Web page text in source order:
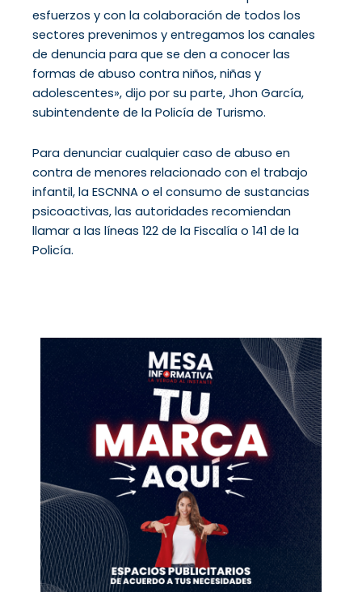
esfuerzos y con la colaboración de todos los
sectores prevenimos y entregamos los canales
de denuncia para que se den a conocer las
formas de abuso contra niños, niñas y
adolescentes», dijo por su parte, Jhon García,
subintendente de la Policía de Turismo.
Para denunciar cualquier caso de abuso en
contra de menores relacionado con el trabajo
infantil, la ESCNNA o el consumo de sustancias
psicoactivas, las autoridades recomiendan
llamar a las líneas 122 de la Fiscalía o 141 de la
Policía.